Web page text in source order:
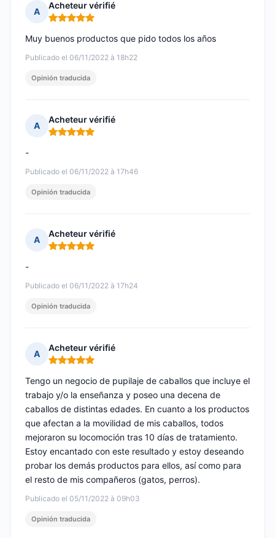
A
Acheteur vérifié
Nota: 5 de 5
Publicado el 06/11/2022 à 18h22
Muy buenos productos que pido todos los años
Opinión traducida
A
Acheteur vérifié
Nota: 5 de 5
Publicado el 06/11/2022 à 17h46
-
Opinión traducida
A
Acheteur vérifié
Nota: 5 de 5
Publicado el 06/11/2022 à 17h24
-
Opinión traducida
A
Acheteur vérifié
Nota: 5 de 5
Publicado el 05/11/2022 à 09h03
Tengo un negocio de pupilaje de caballos que incluye el
trabajo y/o la enseñanza y poseo una decena de
caballos de distintas edades. En cuanto a los productos
que afectan a la movilidad de mis caballos, todos
mejoraron su locomoción tras 10 días de tratamiento.
Estoy encantado con este resultado y estoy deseando
probar los demás productos para ellos, así como para
el resto de mis compañeros (gatos, perros).
Opinión traducida